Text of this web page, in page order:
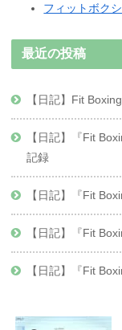
フィットボク
最近の投稿
【日記】Fit
【日記】『Fit
記録
【日記】『Fit
【日記】『Fit
【日記】『Fit